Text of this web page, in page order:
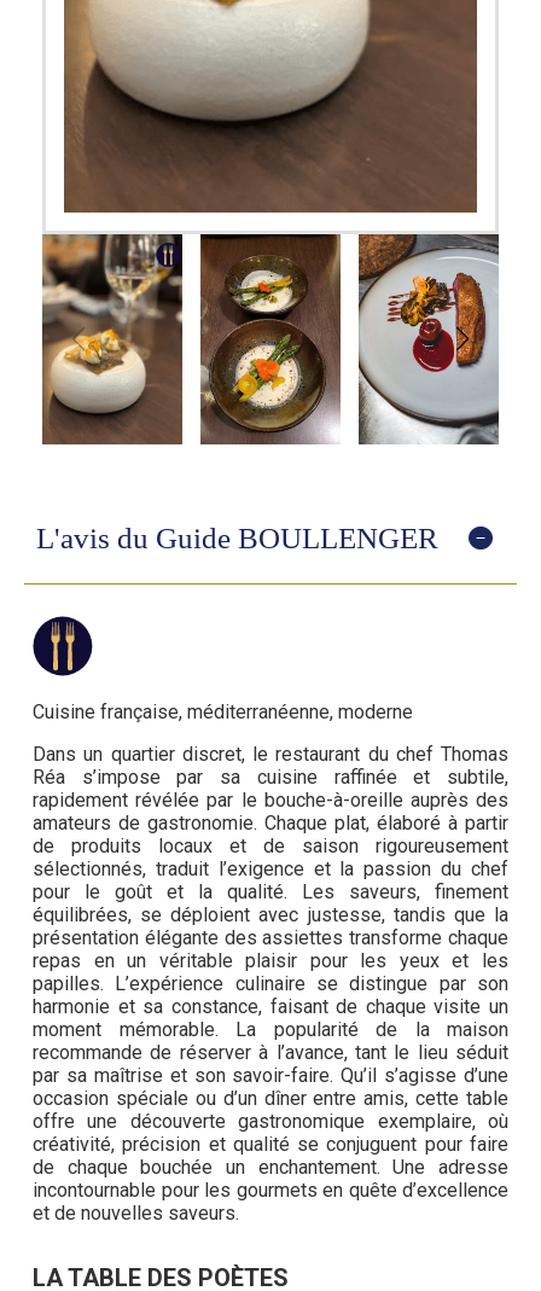
L'avis du Guide BOULLENGER
Cuisine française, méditerranéenne, moderne
Dans un quartier discret, le restaurant du chef Thomas
Réa s’impose par sa cuisine raffinée et subtile,
rapidement révélée par le bouche-à-oreille auprès des
amateurs de gastronomie. Chaque plat, élaboré à partir
de produits locaux et de saison rigoureusement
sélectionnés, traduit l’exigence et la passion du chef
pour le goût et la qualité. Les saveurs, finement
équilibrées, se déploient avec justesse, tandis que la
présentation élégante des assiettes transforme chaque
repas en un véritable plaisir pour les yeux et les
papilles. L’expérience culinaire se distingue par son
harmonie et sa constance, faisant de chaque visite un
moment mémorable. La popularité de la maison
recommande de réserver à l’avance, tant le lieu séduit
par sa maîtrise et son savoir-faire. Qu’il s’agisse d’une
occasion spéciale ou d’un dîner entre amis, cette table
offre une découverte gastronomique exemplaire, où
créativité, précision et qualité se conjuguent pour faire
de chaque bouchée un enchantement. Une adresse
incontournable pour les gourmets en quête d’excellence
et de nouvelles saveurs.
LA TABLE DES POÈTES